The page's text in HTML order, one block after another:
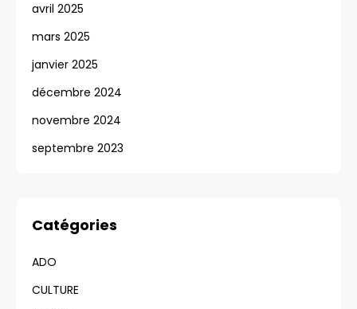
avril 2025
mars 2025
janvier 2025
décembre 2024
novembre 2024
septembre 2023
Catégories
ADO
CULTURE